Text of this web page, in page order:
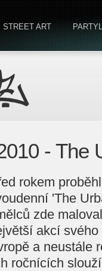
STREET ART
- The
rokem
'The
zde
akcí
a neustále
ročnících